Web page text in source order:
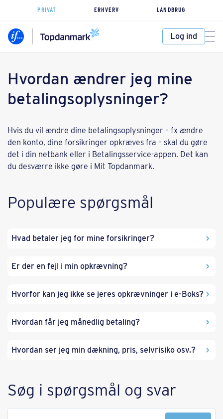
PRIVAT ERHVERV LANDBRUG
Log ind
Hvordan ændrer jeg mine
betalingsoplysninger?
Hvis du vil ændre dine betalingsoplysninger – fx ændre
den konto, dine forsikringer opkræves fra – skal du gøre
det i din netbank eller i Betalingsservice-appen. Det kan
du desværre ikke gøre i Mit Topdanmark.
Populære spørgsmål
Hvad betaler jeg for mine forsikringer?
Er der en fejl i min opkrævning?
Hvorfor kan jeg ikke se jeres opkrævninger i e-Boks?
Hvordan får jeg månedlig betaling?
Hvordan ser jeg min dækning, pris, selvrisiko osv.?
Søg i spørgsmål og svar